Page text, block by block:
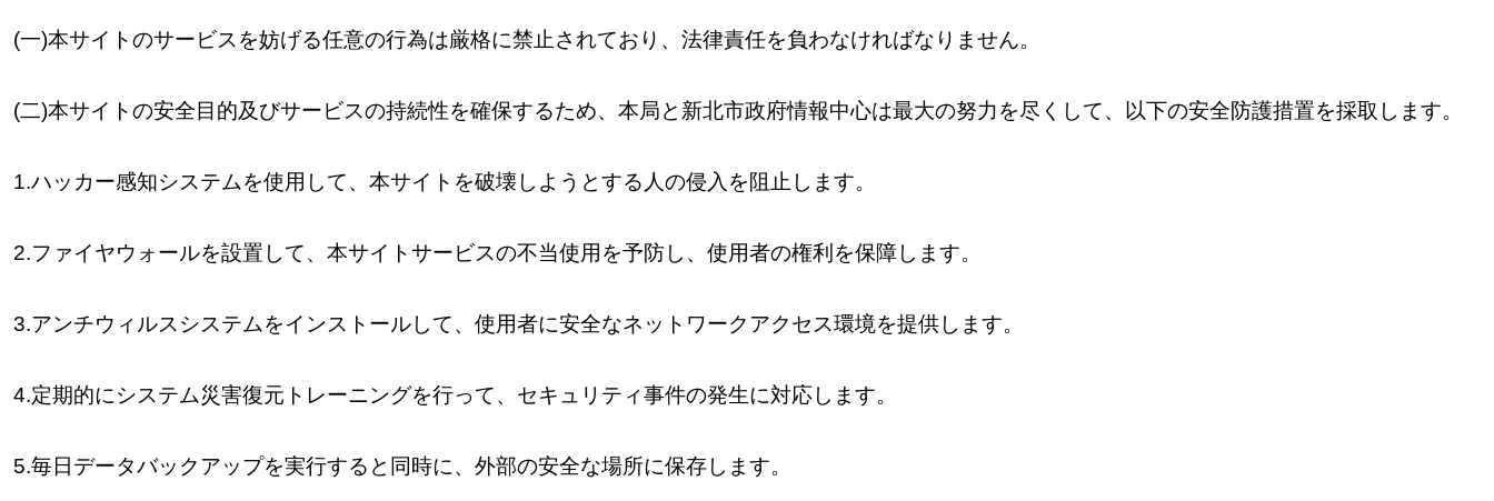
(一)本サイトのサービスを妨げる任意の行為は厳格に禁止されており、法律責任を負わなければなりません。
(二)本サイトの安全目的及びサービスの持続性を確保するため、本局と新北市政府情報中心は最大の努力を尽くして、以下の安全防護措置を採取します。
1.ハッカー感知システムを使用して、本サイトを破壊しようとする人の侵入を阻止します。
2.ファイヤウォールを設置して、本サイトサービスの不当使用を予防し、使用者の権利を保障します。
3.アンチウィルスシステムをインストールして、使用者に安全なネットワークアクセス環境を提供します。
4.定期的にシステム災害復元トレーニングを行って、セキュリティ事件の発生に対応します。
5.毎日データバックアップを実行すると同時に、外部の安全な場所に保存します。